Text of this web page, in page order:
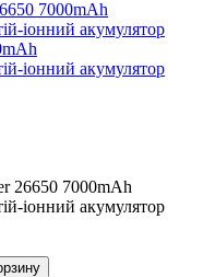
іонний акумулятор
26650 7000mAh
іонний акумулятор